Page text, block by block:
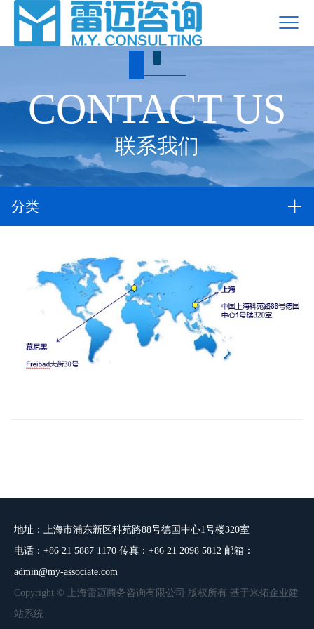
CONTACT US
联系我们
分类
地址：上海市浦东新区科苑路88号德国中心1号楼320室
电话：+86 21 5887 1170 传真：+86 21 2098 5812 邮箱：
admin@my-associate.com
Copyright © 上海雷迈商务咨询有限公司 版权所有 基于米拓企业建
站系统